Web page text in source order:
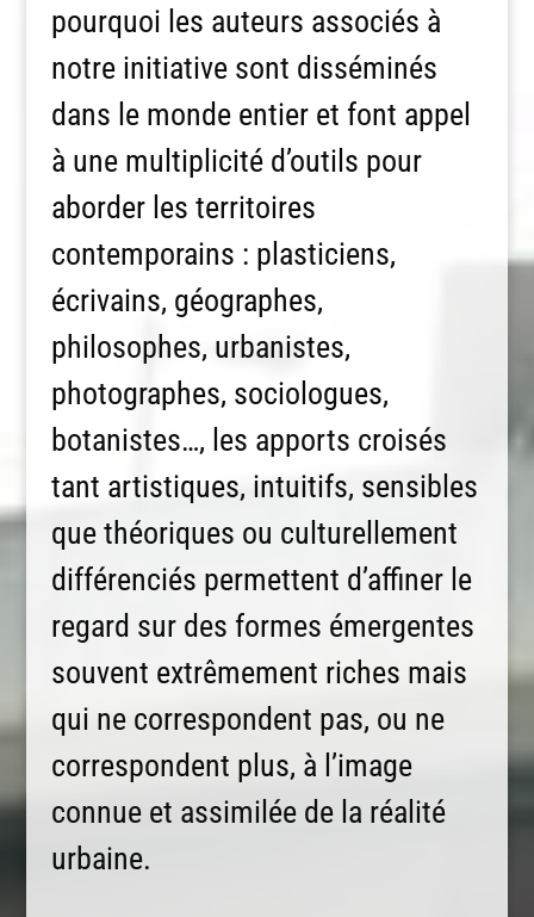
pourquoi les auteurs associés à
notre initiative sont disséminés
dans le monde entier et font appel
à une multiplicité d’outils pour
aborder les territoires
contemporains : plasticiens,
écrivains, géographes,
philosophes, urbanistes,
photographes, sociologues,
botanistes…, les apports croisés
tant artistiques, intuitifs, sensibles
que théoriques ou culturellement
différenciés permettent d’affiner le
regard sur des formes émergentes
souvent extrêmement riches mais
qui ne correspondent pas, ou ne
correspondent plus, à l’image
connue et assimilée de la réalité
urbaine.